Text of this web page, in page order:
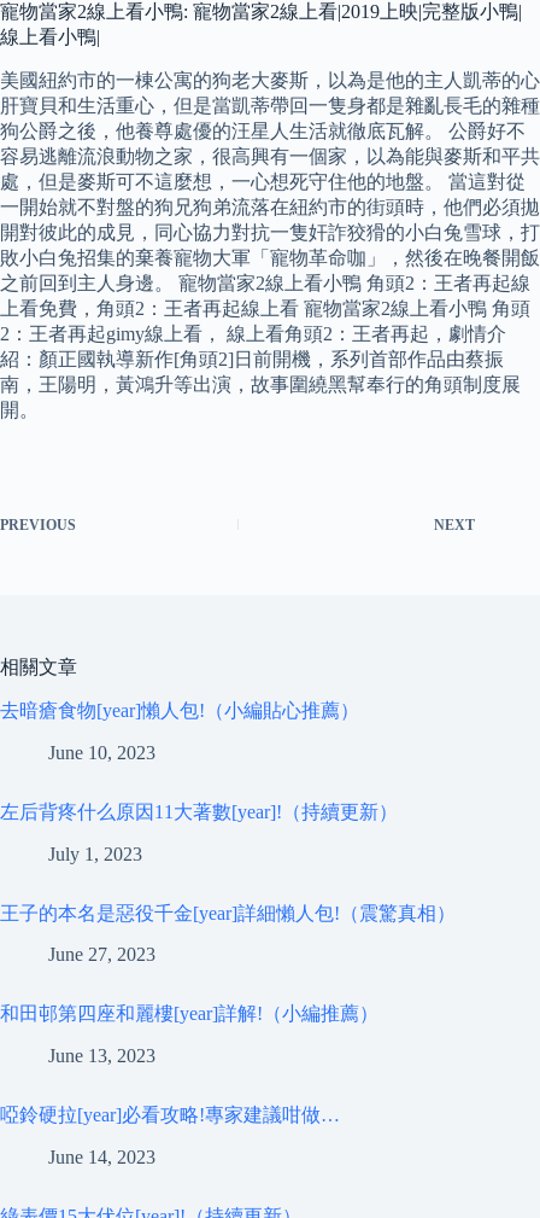
寵物當家2線上看小鴨: 寵物當家2線上看|2019上映|完整版小鴨|
線上看小鴨|
美國紐約市的一棟公寓的狗老大麥斯，以為是他的主人凱蒂的心
肝寶貝和生活重心，但是當凱蒂帶回一隻身都是雜亂長毛的雜種
狗公爵之後，他養尊處優的汪星人生活就徹底瓦解。 公爵好不
容易逃離流浪動物之家，很高興有一個家，以為能與麥斯和平共
處，但是麥斯可不這麼想，一心想死守住他的地盤。 當這對從
一開始就不對盤的狗兄狗弟流落在紐約市的街頭時，他們必須拋
開對彼此的成見，同心協力對抗一隻奸詐狡猾的小白兔雪球，打
敗小白兔招集的棄養寵物大軍「寵物革命咖」，然後在晚餐開飯
之前回到主人身邊。 寵物當家2線上看小鴨 角頭2：王者再起線
上看免費，角頭2：王者再起線上看 寵物當家2線上看小鴨 角頭
2：王者再起gimy線上看， 線上看角頭2：王者再起，劇情介
紹：顏正國執導新作[角頭2]日前開機，系列首部作品由蔡振
南，王陽明，黃鴻升等出演，故事圍繞黑幫奉行的角頭制度展
開。
PREVIOUS NEXT
相關文章
去暗瘡食物[year]懶人包!（小編貼心推薦）
June 10, 2023
左后背疼什么原因11大著數[year]!（持續更新）
July 1, 2023
王子的本名是惡役千金[year]詳細懶人包!（震驚真相）
June 27, 2023
和田邨第四座和麗樓[year]詳解!（小編推薦）
June 13, 2023
啞鈴硬拉[year]必看攻略!專家建議咁做…
June 14, 2023